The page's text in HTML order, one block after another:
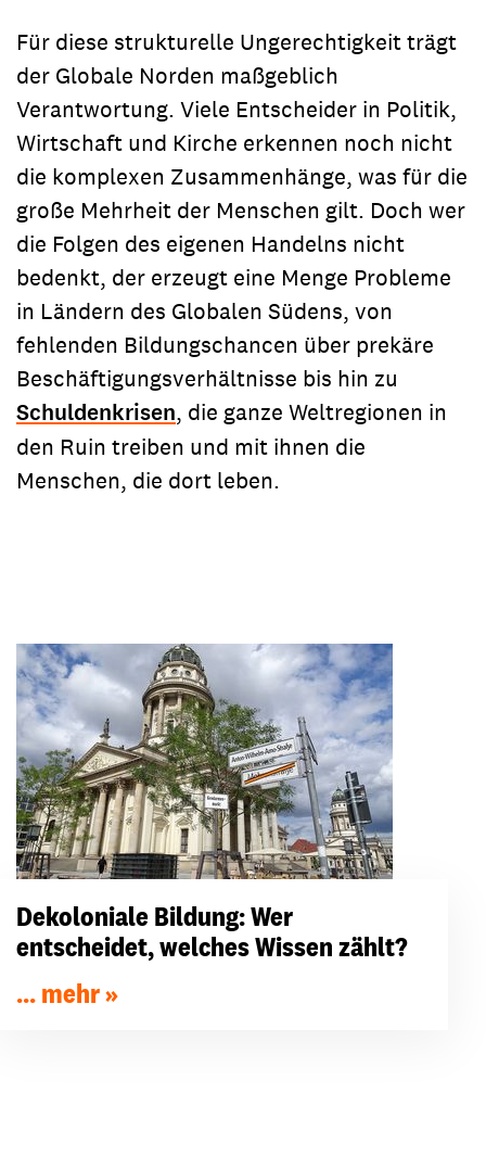
Für diese strukturelle Ungerechtigkeit trägt
der Globale Norden maßgeblich
Verantwortung. Viele Entscheider in Politik,
Wirtschaft und Kirche erkennen noch nicht
die komplexen Zusammenhänge, was für die
große Mehrheit der Menschen gilt. Doch wer
die Folgen des eigenen Handelns nicht
bedenkt, der erzeugt eine Menge Probleme
in Ländern des Globalen Südens, von
fehlenden Bildungschancen über prekäre
Beschäftigungsverhältnisse bis hin zu
Schuldenkrisen, die ganze Weltregionen in
den Ruin treiben und mit ihnen die
Menschen, die dort leben.
Dekoloniale Bildung: Wer
entscheidet, welches Wissen zählt?
... mehr